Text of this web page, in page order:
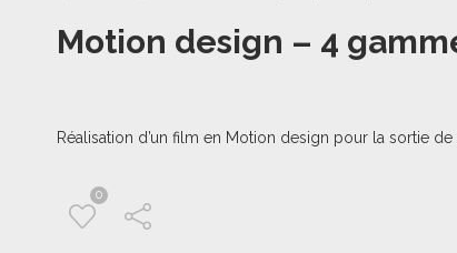
Motion design – 4
Réalisation d’un film en Motion design pour la sortie
0